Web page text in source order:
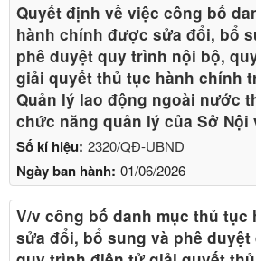
Số kí hiệu: 2320/QĐ-UBND
Ngày ban hành: 01/06/2026
Quyết định về việc công bố
hành chính được sửa đổi, bổ
phê duyệt quy trình nội bộ,
giải quyết thủ tục hành chính
Quản lý lao động ngoài nước
chức năng quản lý của Sở Nội
V/v công bố danh mục thủ
sửa đổi, bổ sung và phê